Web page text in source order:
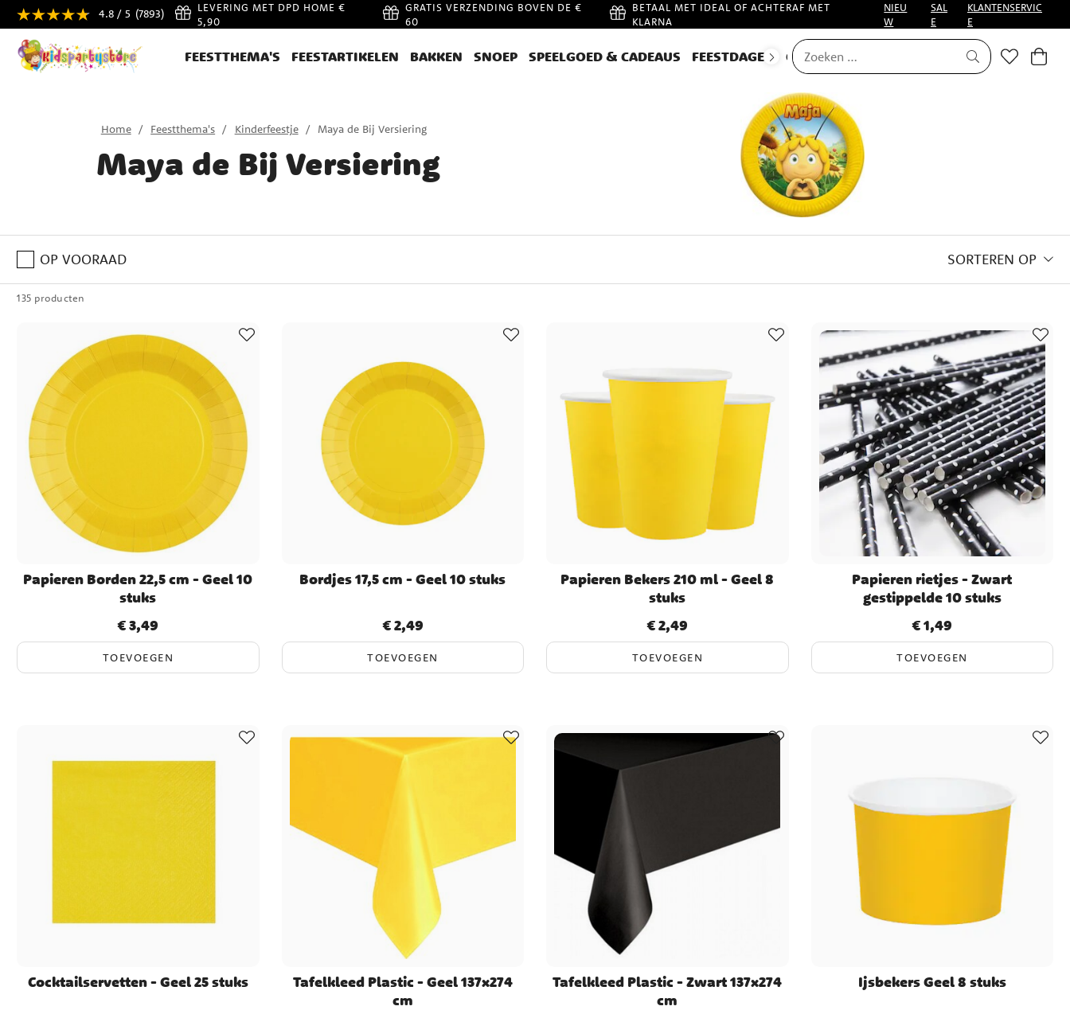
4.8 / 5 (7893)
LEVERING MET DPD HOME €
5,90
GRATIS VERZENDING BOVEN DE €
60
BETAAL MET IDEAL OF ACHTERAF MET
KLARNA
NIEU
W
SAL
E
KLANTENSERVIC
E
FEESTTHEMA'S FEESTARTIKELEN BAKKEN SNOEP SPEELGOED & CADEAUS FEESTDAGEN CARNAVAL
Home Feestthema's Kinderfeestje Maya de Bij Versiering
Maya de Bij Versiering
OP VOORAAD SORTEREN OP
135 producten
Papieren Borden 22,5 cm - Geel 10
stuks
Prijs:€ 3,49
€ 3,49
TOEVOEGEN
Bordjes 17,5 cm - Geel 10 stuks
Prijs:€ 2,49
€ 2,49
TOEVOEGEN
Papieren Bekers 210 ml - Geel 8
stuks
Prijs:€ 2,49
€ 2,49
TOEVOEGEN
Papieren rietjes - Zwart
gestippelde 10 stuks
Prijs:€ 1,49
€ 1,49
TOEVOEGEN
Cocktailservetten - Geel 25 stuks
Tafelkleed Plastic - Geel 137x274
cm
Tafelkleed Plastic - Zwart 137x274
cm
Ijsbekers Geel 8 stuks